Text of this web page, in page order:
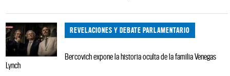
REVELACIONES Y DEBATE PARLAMENTARIO
Bercovich expone la historia oculta de la familia Venegas
Lynch